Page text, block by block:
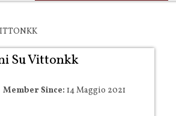
Su Vittonkk
Member Since: 14 Maggio 2021